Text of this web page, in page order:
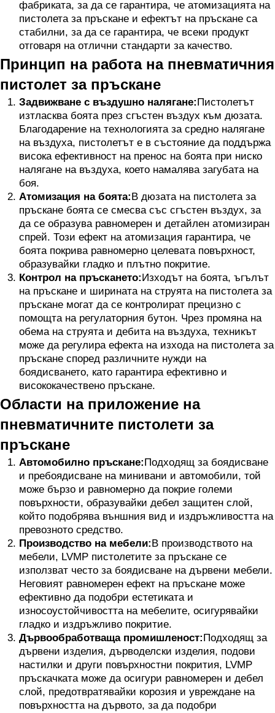
фабриката, за да се гарантира, че атомизацията на
пистолета за пръскане и ефектът на пръскане са
стабилни, за да се гарантира, че всеки продукт
отговаря на отлични стандарти за качество.
Принцип на работа на пневматичния
пистолет за пръскане
Задвижване с въздушно налягане:Пистолетът
изтласква боята през сгъстен въздух към дюзата.
Благодарение на технологията за средно налягане
на въздуха, пистолетът е в състояние да поддържа
висока ефективност на пренос на боята при ниско
налягане на въздуха, което намалява загубата на
боя.
Атомизация на боята:В дюзата на пистолета за
пръскане боята се смесва със сгъстен въздух, за
да се образува равномерен и детайлен атомизиран
спрей. Този ефект на атомизация гарантира, че
боята покрива равномерно целевата повърхност,
образувайки гладко и плътно покритие.
Контрол на пръскането:Изходът на боята, ъгълът
на пръскане и ширината на струята на пистолета за
пръскане могат да се контролират прецизно с
помощта на регулаторния бутон. Чрез промяна на
обема на струята и дебита на въздуха, техникът
може да регулира ефекта на изхода на пистолета за
пръскане според различните нужди на
боядисването, като гарантира ефективно и
висококачествено пръскане.
Области на приложение на
пневматичните пистолети за
пръскане
Автомобилно пръскане:Подходящ за боядисване
и пребоядисване на минивани и автомобили, той
може бързо и равномерно да покрие големи
повърхности, образувайки дебел защитен слой,
който подобрява външния вид и издръжливостта на
превозното средство.
Производство на мебели:В производството на
мебели, LVMP пистолетите за пръскане се
използват често за боядисване на дървени мебели.
Неговият равномерен ефект на пръскане може
ефективно да подобри естетиката и
износоустойчивостта на мебелите, осигурявайки
гладко и издръжливо покритие.
Дървообработваща промишленост:Подходящ за
дървени изделия, дърводелски изделия, подови
настилки и други повърхностни покрития, LVMP
пръскачката може да осигури равномерен и дебел
слой, предотвратявайки корозия и увреждане на
повърхността на дървото, за да подобри